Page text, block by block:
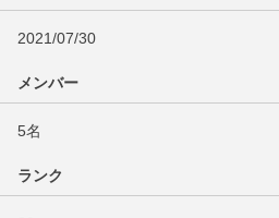
2021/07/30
メンバー
5名
ランク